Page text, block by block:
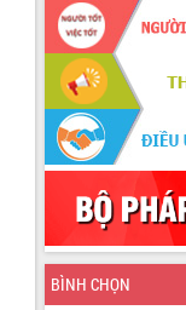
BÌNH CHỌN